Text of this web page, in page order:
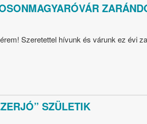
Szeretettel hívunk és várunk ez évi
SZÜLETIK